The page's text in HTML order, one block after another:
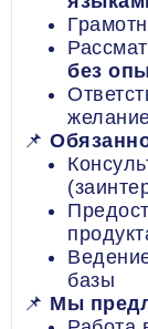
без
📌
базы
📌 Мы